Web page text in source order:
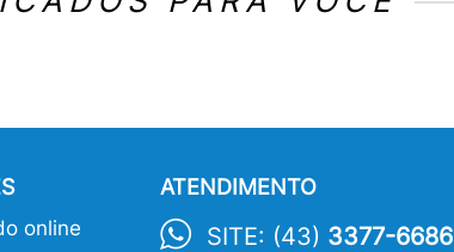
online
ATENDIMENTO
SITE: (43) 3377-6686